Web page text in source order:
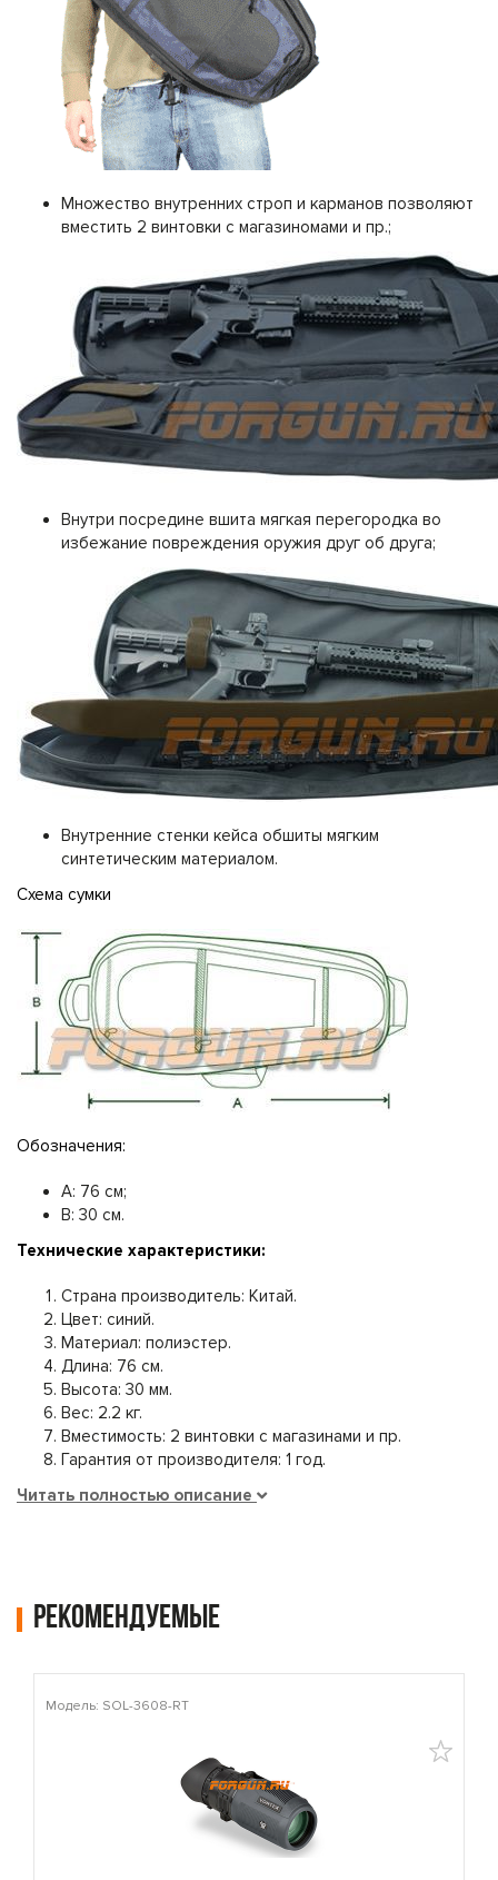
Множество внутренних строп и карманов позволяют
вместить 2 винтовки с магазиномами и пр.;
Внутри посредине вшита мягкая перегородка во
избежание повреждения оружия друг об друга;
Внутренние стенки кейса обшиты мягким
синтетическим материалом.
Схема сумки
Обозначения:
A: 76 см;
B: 30 см.
Технические характеристики:
Страна производитель: Китай.
Цвет: синий.
Материал: полиэстер.
Длина: 76 см.
Высота: 30 мм.
Вес: 2.2 кг.
Вместимость: 2 винтовки с магазинами и пр.
Гарантия от производителя: 1 год.
Читать полностью описание
Рекомендуемые
Модель: SOL-3608-RT